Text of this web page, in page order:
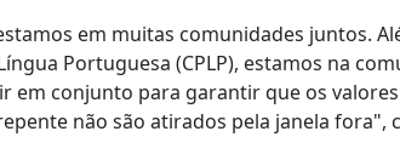
em muitas comunidades juntos.
Portuguesa (CPLP), estamos na
em conjunto para garantir que os
não são atirados pela janela fora",